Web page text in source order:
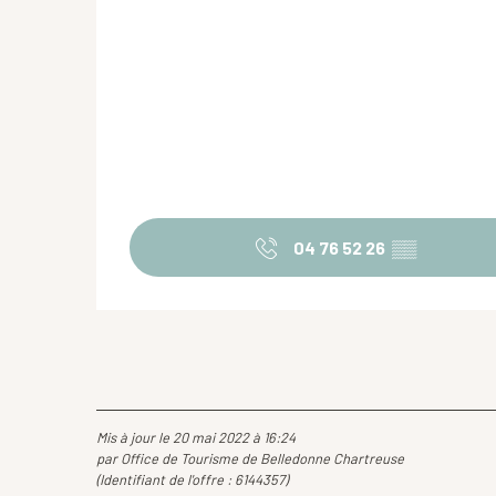
04 76 52 26 ▒▒
Mis à jour le 20 mai 2022 à 16:24
par Office de Tourisme de Belledonne Chartreuse
(Identifiant de l'offre : 6144357)